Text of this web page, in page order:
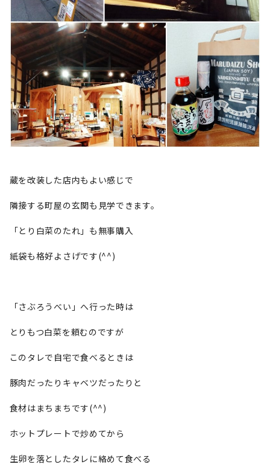
蔵を改装した店内もよい感じで
隣接する町屋の玄関も見学できます。
「とり白菜のたれ」も無事購入
紙袋も格好よさげです(^^)
「さぶろうべい」へ行った時は
とりもつ白菜を頼むのですが
このタレで自宅で食べるときは
豚肉だったりキャベツだったりと
食材はまちまちです(^^)
ホットプレートで炒めてから
生卵を落としたタレに絡めて食べる